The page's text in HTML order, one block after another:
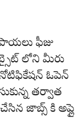
ఫీజు
లోని మీరు
నోటిఫికేషన్ ఓపెన్
తర్వాత
జాబ్స్ కి అప్లై